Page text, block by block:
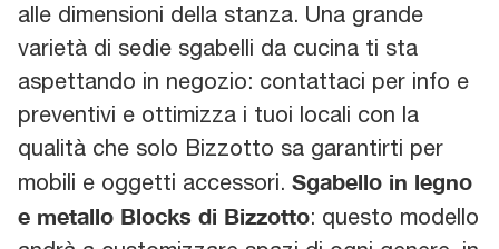
alle dimensioni della stanza. Una grande
varietà di sedie sgabelli da cucina ti sta
aspettando in negozio: contattaci per info e
preventivi e ottimizza i tuoi locali con la
qualità che solo Bizzotto sa garantirti per
mobili e oggetti accessori. Sgabello in legno
e metallo Blocks di Bizzotto: questo modello